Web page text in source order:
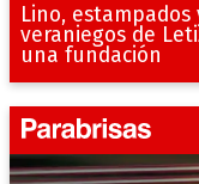
Lino,
veraniegos de
una fundación